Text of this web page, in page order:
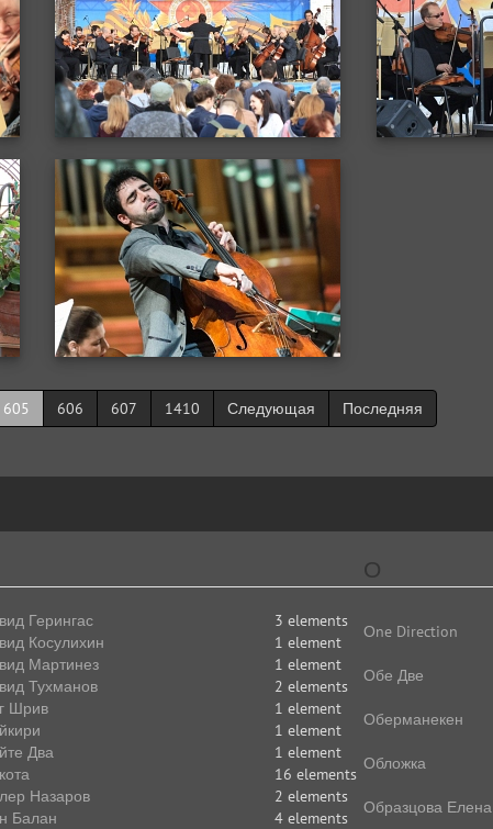
605 606 607 1410 Следующая Последняя
Герингас
3 elements
Косулихин
1 element
Мартинез
1 element
Тухманов
2 elements
Шрив
1 element
1 element
Два
1 element
16 elements
Назаров
2 elements
Балан
4 elements
О
Оne Direction
Обе Две
Оберманекен
Обложка
Образцова Елена